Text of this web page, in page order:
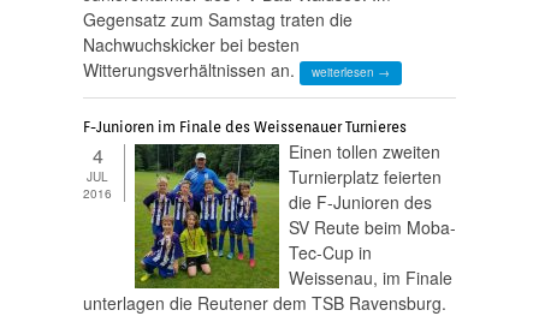
Gegensatz zum Samstag traten die
Nachwuchskicker bei besten
Witterungsverhältnissen an.
weiterlesen →
F-Junioren im Finale des Weissenauer Turnieres
4
JUL
2016
Einen tollen zweiten
Turnierplatz feierten
die F-Junioren des
SV Reute beim Moba-
Tec-Cup in
Weissenau, im Finale
unterlagen die Reutener dem TSB Ravensburg.